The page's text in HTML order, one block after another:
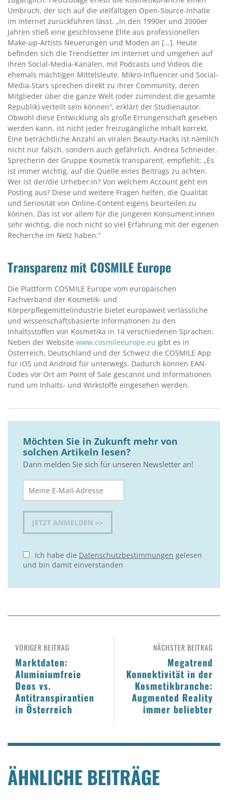
Umbruch, der sich auf die vielfältigen Open-Source-Inhalte
im Internet zurückführen lässt. „In den 1990er und 2000er
Jahren stieß eine geschlossene Elite aus professionellen
Make-up-Artists Neuerungen und Moden an […]. Heute
befinden sich die Trendsetter im Internet und umgehen auf
ihren Social-Media-Kanälen, mit Podcasts und Videos die
ehemals mächtigen Mittelsleute. Mikro-Influencer und Social-
Media-Stars sprechen direkt zu ihrer Community, deren
Mitglieder über die ganze Welt (oder zumindest die gesamte
Republik) verteilt sein können“, erklärt der Studienautor.
Obwohl diese Entwicklung als große Errungenschaft gesehen
werden kann, ist nicht jeder freizugängliche Inhalt korrekt.
Eine beträchtliche Anzahl an viralen Beauty-Hacks ist nämlich
nicht nur falsch, sondern auch gefährlich. Andrea Schneider,
Sprecherin der Gruppe Kosmetik transparent, empfiehlt: „Es
ist immer wichtig, auf die Quelle eines Beitrags zu achten.
Wer ist der/die Urheber:in? Von welchem Account geht ein
Posting aus? Diese und weitere Fragen helfen, die Qualität
und Seriosität von Online-Content eigens beurteilen zu
können. Das ist vor allem für die jüngeren Konsument:innen
sehr wichtig, die noch nicht so viel Erfahrung mit der eigenen
Recherche im Netz haben.“
Transparenz mit COSMILE Europe
Die Plattform COSMILE Europe vom europäischen
Fachverband der Kosmetik- und
Körperpflegemittelindustrie bietet europaweit verlässliche
und wissenschaftsbasierte Informationen zu den
Inhaltsstoffen von Kosmetika in 14 verschiedenen Sprachen.
Neben der Website www.cosmileeurope.eu gibt es in
Österreich, Deutschland und der Schweiz die COSMILE App
für iOS und Android für unterwegs. Dadurch können EAN-
Codes vor Ort am Point of Sale gescannt und Informationen
rund um Inhalts- und Wirkstoffe eingesehen werden.
Möchten Sie in Zukunft mehr von
solchen Artikeln lesen?
Dann melden Sie sich für unseren Newsletter an!
Ich habe die Datenschutzbestimmungen gelesen
und bin damit einverstanden
NÄCHSTER BEITRAG
Megatrend
Konnektivität in der
Kosmetikbranche:
Augmented Reality
immer beliebter
VORIGER BEITRAG
Marktdaten:
Aluminiumfreie
Deos vs.
Antitranspirantien
in Österreich
ÄHNLICHE BEITRÄGE